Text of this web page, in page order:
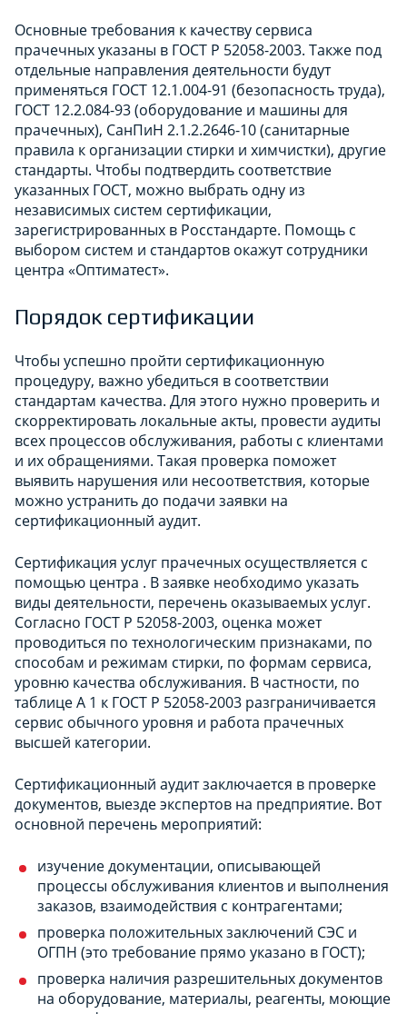
Основные требования к качеству сервиса
прачечных указаны в ГОСТ Р 52058-2003. Также под
отдельные направления деятельности будут
применяться ГОСТ 12.1.004-91 (безопасность труда),
ГОСТ 12.2.084-93 (оборудование и машины для
прачечных), СанПиН 2.1.2.2646-10 (санитарные
правила к организации стирки и химчистки), другие
стандарты. Чтобы подтвердить соответствие
указанных ГОСТ, можно выбрать одну из
независимых систем сертификации,
зарегистрированных в Росстандарте. Помощь с
выбором систем и стандартов окажут сотрудники
центра «Оптиматест».
Порядок сертификации
Чтобы успешно пройти сертификационную
процедуру, важно убедиться в соответствии
стандартам качества. Для этого нужно проверить и
скорректировать локальные акты, провести аудиты
всех процессов обслуживания, работы с клиентами
и их обращениями. Такая проверка поможет
выявить нарушения или несоответствия, которые
можно устранить до подачи заявки на
сертификационный аудит.
Сертификация услуг прачечных осуществляется с
помощью центра . В заявке необходимо указать
виды деятельности, перечень оказываемых услуг.
Согласно ГОСТ Р 52058-2003, оценка может
проводиться по технологическим признаками, по
способам и режимам стирки, по формам сервиса,
уровню качества обслуживания. В частности, по
таблице А 1 к ГОСТ Р 52058-2003 разграничивается
сервис обычного уровня и работа прачечных
высшей категории.
Сертификационный аудит заключается в проверке
документов, выезде экспертов на предприятие. Вот
основной перечень мероприятий:
изучение документации, описывающей
процессы обслуживания клиентов и выполнения
заказов, взаимодействия с контрагентами;
проверка положительных заключений СЭС и
ОГПН (это требование прямо указано в ГОСТ);
проверка наличия разрешительных документов
на оборудование, материалы, реагенты, моющие